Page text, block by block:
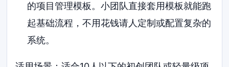
的项目管理模板。小团队直接套用模板就能跑
起基础流程，不用花钱请人定制或配置复杂的
系统。